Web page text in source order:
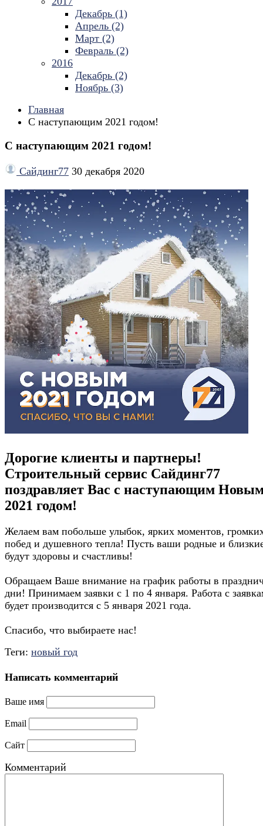
Декабрь (1)
Апрель (2)
Март (2)
Февраль (2)
2016
Декабрь (2)
Ноябрь (3)
Главная
С наступающим 2021 годом!
С наступающим 2021 годом!
Сайдинг77 30 декабря 2020
Дорогие клиенты и партнеры!
Строительный сервис Сайдинг77
поздравляет Вас с наступающим
2021 годом!
Желаем вам побольше улыбок, ярких моментов,
побед и душевного тепла! Пусть ваши родные и
будут здоровы и счастливы!
Обращаем Ваше внимание на график работы в
дни! Принимаем заявки с 1 по 4 января. Работа с
будет производится с 5 января 2021 года.
Спасибо, что выбираете нас!
Теги: новый год
Написать комментарий
Ваше имя
Email
Сайт
Комментарий